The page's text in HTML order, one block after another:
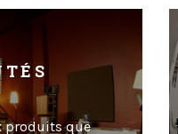
produits que